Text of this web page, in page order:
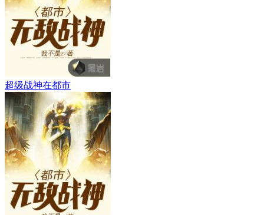
超级战神在都市